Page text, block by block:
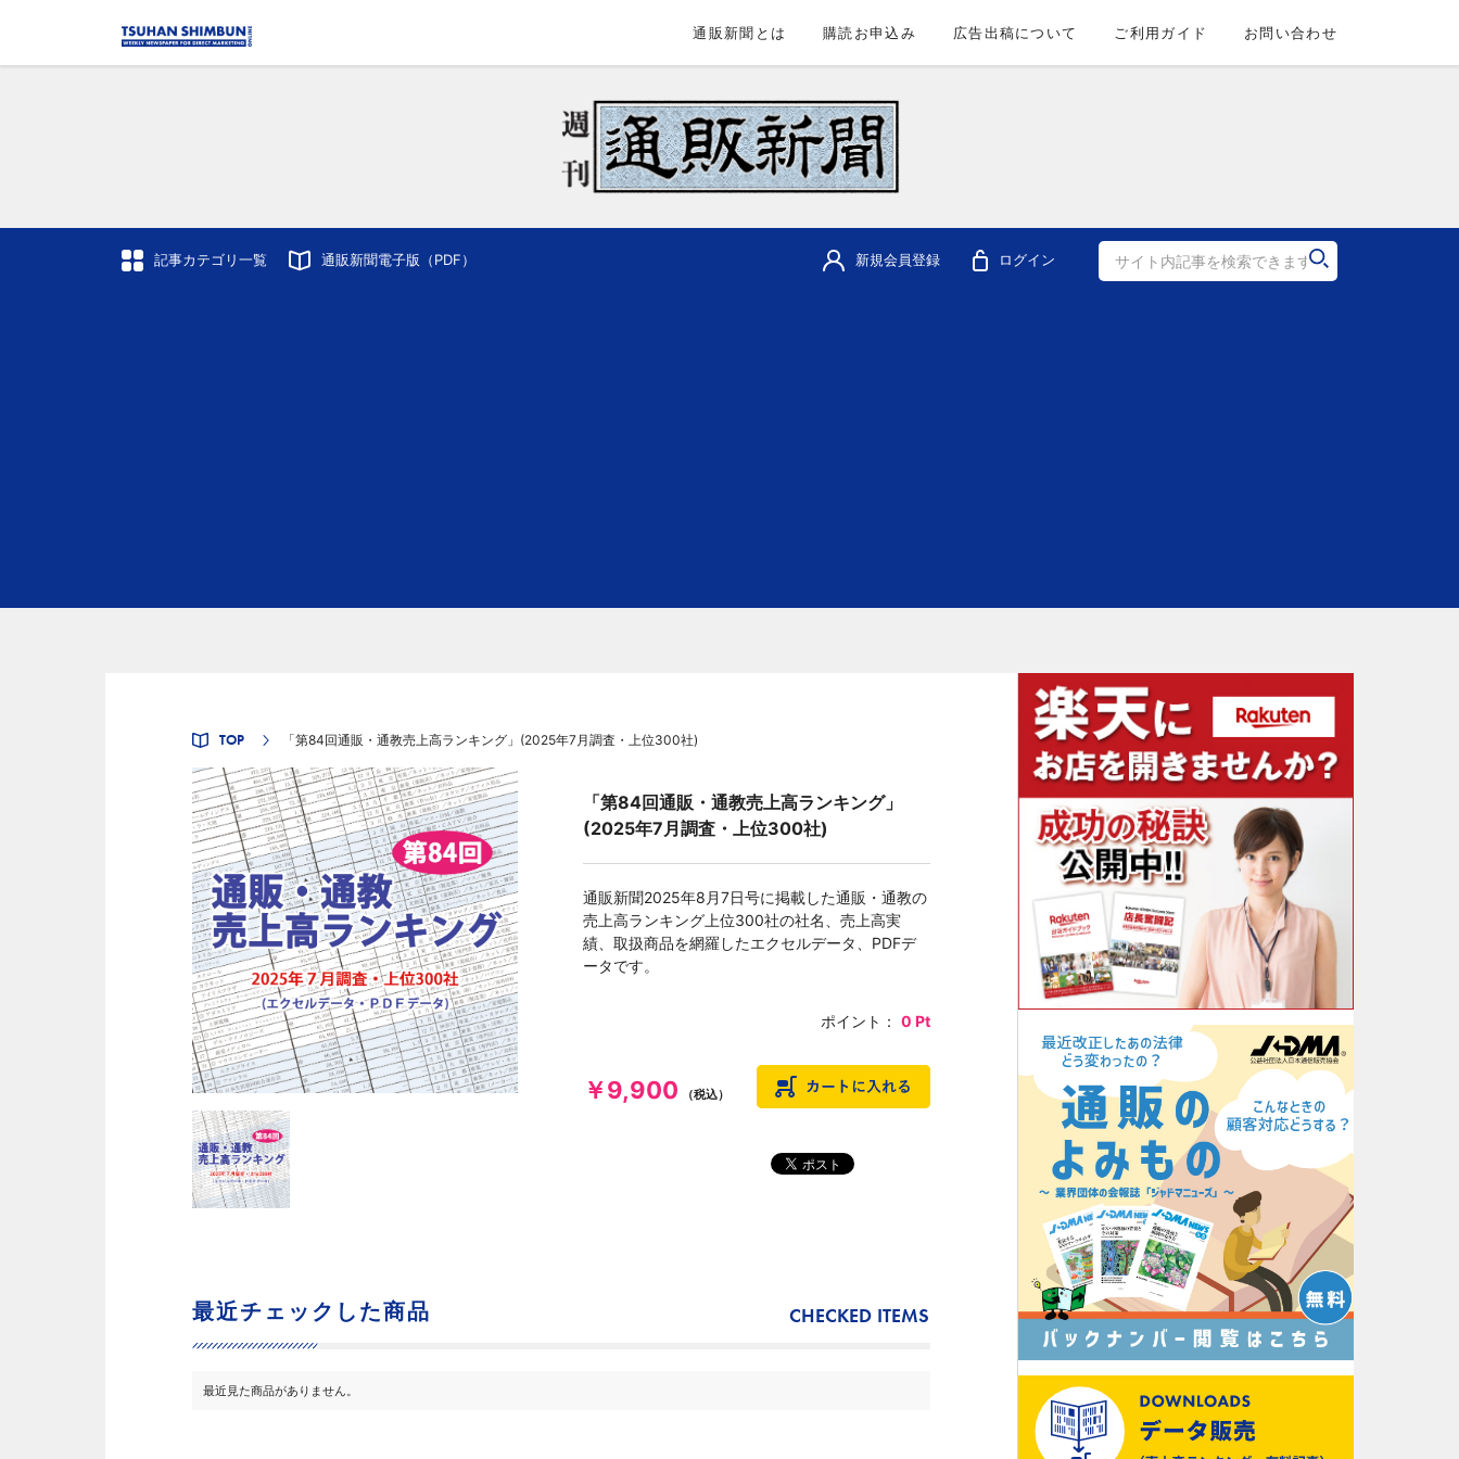
通販新聞とは 購読お申込み 広告出稿について ご利用ガイド お問い合わせ
記事カテゴリ一覧 通販新聞電子版（PDF） 新規会員登録 ログイン
TOP 「第84回通販・通教売上高ランキング」(2025年7月調査・上位300社)
「第84回通販・通教売上高ランキング」
(2025年7月調査・上位300社)
通販新聞2025年8月7日号に掲載した通販・通教の
売上高ランキング上位300社の社名、売上高実
績、取扱商品を網羅したエクセルデータ、PDFデ
ータです。
ポイント： 0 Pt
￥9,900 （税込）
最近チェックした商品 CHECKED ITEMS
最近見た商品がありません。